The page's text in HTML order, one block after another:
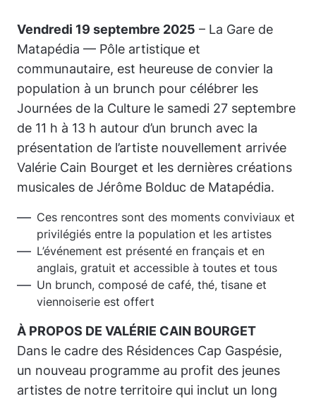
Vendredi 19 septembre 2025 – La Gare de
Matapédia — Pôle artistique et
communautaire, est heureuse de convier la
population à un brunch pour célébrer les
Journées de la Culture le samedi 27 septembre
de 11 h à 13 h autour d’un brunch avec la
présentation de l’artiste nouvellement arrivée
Valérie Cain Bourget et les dernières créations
musicales de Jérôme Bolduc de Matapédia.
Ces rencontres sont des moments conviviaux et
privilégiés entre la population et les artistes
L’événement est présenté en français et en
anglais, gratuit et accessible à toutes et tous
Un brunch, composé de café, thé, tisane et
viennoiserie est offert
À PROPOS DE VALÉRIE CAIN BOURGET
Dans le cadre des Résidences Cap Gaspésie,
un nouveau programme au profit des jeunes
artistes de notre territoire qui inclut un long